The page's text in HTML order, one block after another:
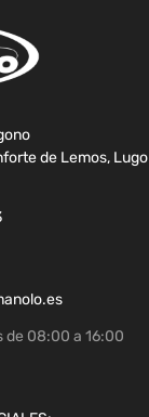
de Lemos, Lugo
de 08:00 a 16:00